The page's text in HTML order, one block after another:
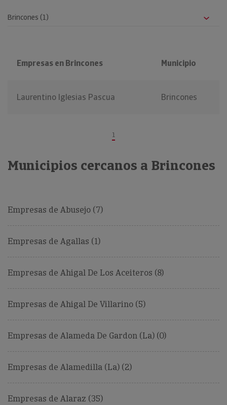
Empresas en Brincones Municipio
Laurentino Iglesias Pascua Brincones
1
Municipios cercanos a Brincones
Empresas de Abusejo (7)
Empresas de Agallas (1)
Empresas de Ahigal De Los Aceiteros (8)
Empresas de Ahigal De Villarino (5)
Empresas de Alameda De Gardon (La) (0)
Empresas de Alamedilla (La) (2)
Empresas de Alaraz (35)